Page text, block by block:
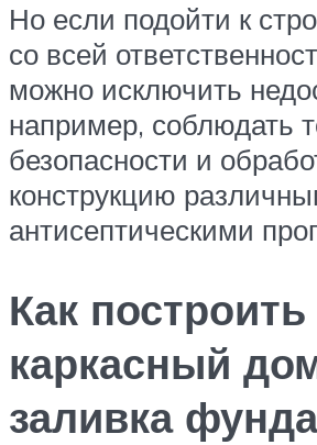
Но если подойти к
со всей
можно исключить
например, соблюдать
безопасности и
конструкцию
антисептическими
Как построить
каркасный
заливка